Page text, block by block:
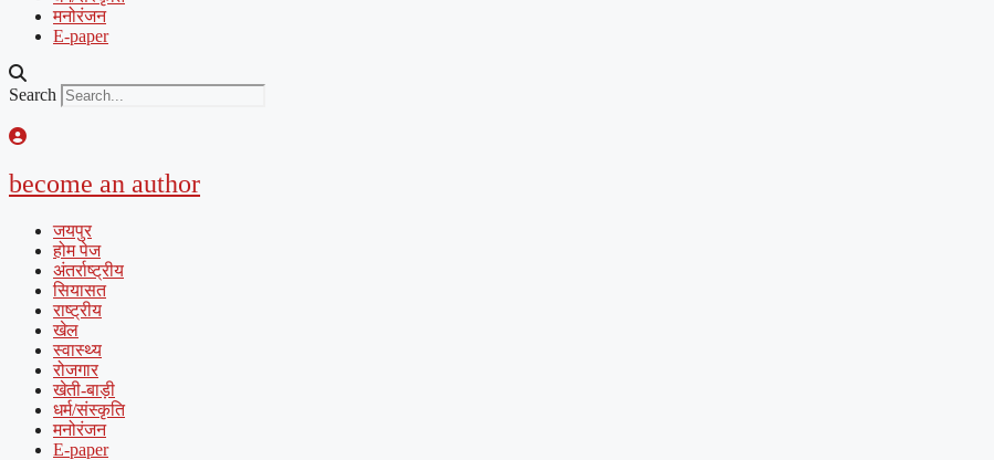
मनोरंजन
E-paper
Search
become an author
जयपुर
होम पेज
अंतर्राष्ट्रीय
सियासत
राष्ट्रीय
खेल
स्वास्थ्य
रोजगार
खेती-बाड़ी
धर्म/संस्कृति
मनोरंजन
E-paper